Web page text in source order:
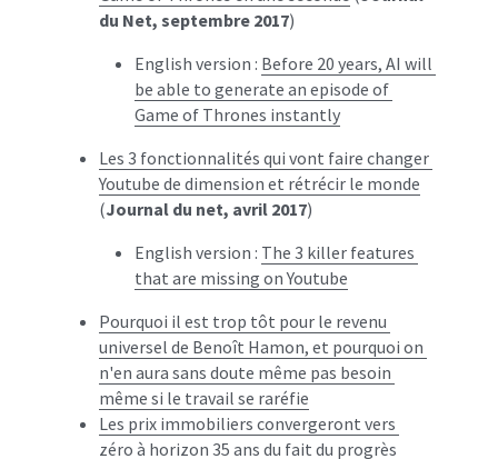
du Net, septembre 2017)
English version : Before 20 years, AI will
be able to generate an episode of
Game of Thrones instantly
Les 3 fonctionnalités qui vont faire changer
Youtube de dimension et rétrécir le monde
(Journal du net, avril 2017)
English version : The 3 killer features
that are missing on Youtube
Pourquoi il est trop tôt pour le revenu
universel de Benoît Hamon, et pourquoi on
n'en aura sans doute même pas besoin
même si le travail se raréfie
Les prix immobiliers convergeront vers
zéro à horizon 35 ans du fait du progrès